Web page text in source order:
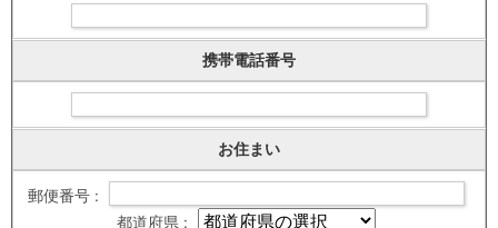
携帯電話番号
お住まい
郵便番号 :
都道府県 :